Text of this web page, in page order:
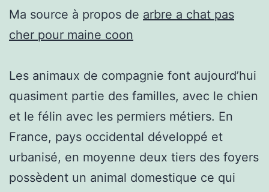
Ma source à propos de arbre a chat pas
cher pour maine coon
Les animaux de compagnie font aujourd’hui
quasiment partie des familles, avec le chien
et le félin avec les permiers métiers. En
France, pays occidental développé et
urbanisé, en moyenne deux tiers des foyers
possèdent un animal domestique ce qui